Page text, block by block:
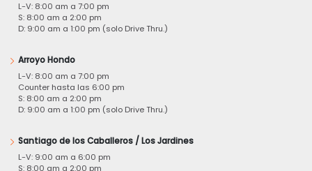
L-V: 8:00 am a 7:00 pm
S: 8:00 am a 2:00 pm
D: 9:00 am a 1:00 pm (solo Drive Thru.)
Arroyo Hondo
L-V: 8:00 am a 7:00 pm
Counter hasta las 6:00 pm
S: 8:00 am a 2:00 pm
D: 9:00 am a 1:00 pm (solo Drive Thru.)
Santiago de los Caballeros / Los Jardines
L-V: 9:00 am a 6:00 pm
S: 8:00 am a 2:00 pm